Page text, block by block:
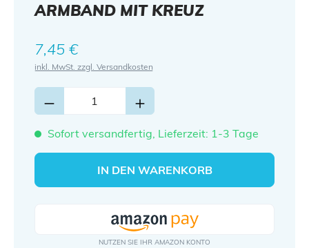
ARMBAND MIT KREUZ
Regulärer Preis:
7,45 €
inkl. MwSt. zzgl. Versandkosten
Sofort versandfertig, Lieferzeit: 1-3 Tage
IN DEN WARENKORB